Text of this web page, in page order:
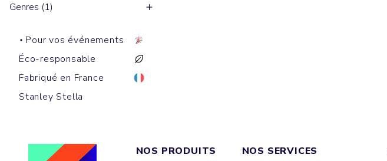
Genres (1)
Pour vos événements
Éco-responsable
Fabriqué en France
Stanley Stella
NOS PRODUITS
NOS SERVICES